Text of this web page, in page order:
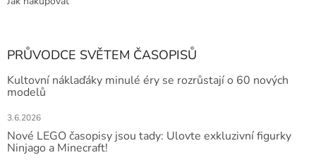
PRŮVODCE SVĚTEM ČASOPISŮ
Kultovní náklaďáky minulé éry se rozrůstají o 60 nových
modelů
3.6.2026
Nové LEGO časopisy jsou tady: Ulovte exkluzivní figurky
Ninjago a Minecraft!